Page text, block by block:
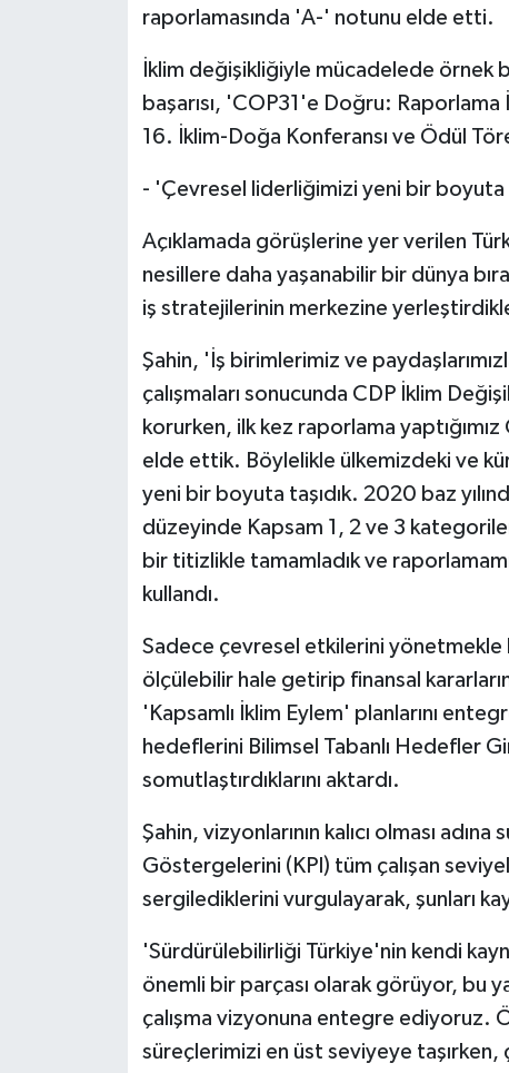
raporlamasında 'A-' notunu elde etti.
İklim değişikliğiyle mücadelede örnek
başarısı, 'COP31'e Doğru:
16. İklim-Doğa Konferansı ve Ödül
- 'Çevresel liderliğimizi yeni bir boyuta
Açıklamada görüşlerine yer verilen
nesillere daha yaşanabilir bir dünya
iş stratejilerinin merkezine
Şahin, 'İş birimlerimiz ve
çalışmaları sonucunda CDP İklim
korurken, ilk kez raporlama
elde ettik. Böylelikle ülkemizdeki ve
yeni bir boyuta taşıdık. 2020 baz
düzeyinde Kapsam 1, 2 ve 3
bir titizlikle tamamladık ve
kullandı.
Sadece çevresel etkilerini yönetmekle
ölçülebilir hale getirip finansal
'Kapsamlı İklim Eylem' planlarını
hedeflerini Bilimsel Tabanlı Hedefler
somutlaştırdıklarını aktardı.
Şahin, vizyonlarının kalıcı olması
Göstergelerini (KPI) tüm çalışan
sergilediklerini vurgulayarak, şunları
'Sürdürülebilirliği Türkiye'nin kendi
önemli bir parçası olarak görüyor, bu
çalışma vizyonuna entegre ediyoruz.
süreçlerimizi en üst seviyeye